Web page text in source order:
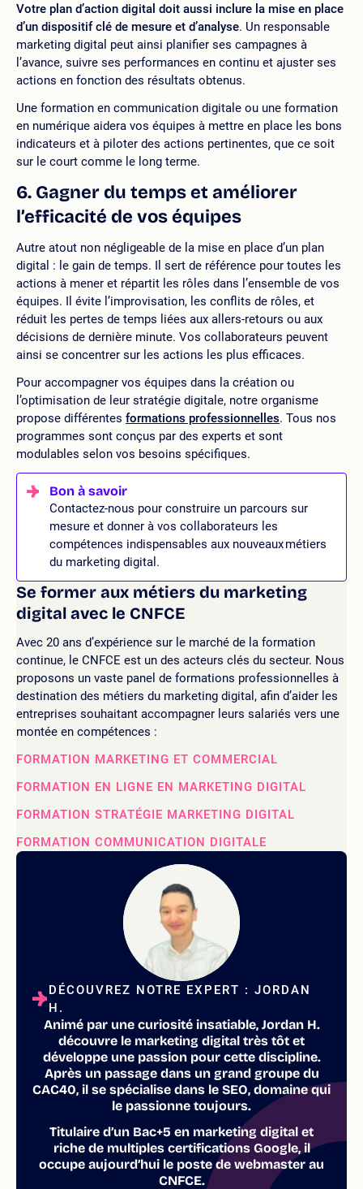
Votre plan d’action digital doit aussi inclure la mise en place
d’un dispositif clé de mesure et d’analyse. Un responsable
marketing digital peut ainsi planifier ses campagnes à
l’avance, suivre ses performances en continu et ajuster ses
actions en fonction des résultats obtenus.
Une formation en communication digitale ou une formation
en numérique aidera vos équipes à mettre en place les bons
indicateurs et à piloter des actions pertinentes, que ce soit
sur le court comme le long terme.
6. Gagner du temps et améliorer
l’efficacité de vos équipes
Autre atout non négligeable de la mise en place d’un plan
digital : le gain de temps. Il sert de référence pour toutes les
actions à mener et répartit les rôles dans l’ensemble de vos
équipes. Il évite l’improvisation, les conflits de rôles, et
réduit les pertes de temps liées aux allers-retours ou aux
décisions de dernière minute. Vos collaborateurs peuvent
ainsi se concentrer sur les actions les plus efficaces.
Pour accompagner vos équipes dans la création ou
l’optimisation de leur stratégie digitale, notre organisme
propose différentes formations professionnelles. Tous nos
programmes sont conçus par des experts et sont
modulables selon vos besoins spécifiques.
Contactez-nous pour construire un parcours sur
mesure et donner à vos collaborateurs les
compétences indispensables aux nouveaux métiers
du marketing digital.
Se former aux métiers du marketing
digital avec le CNFCE
Avec 20 ans d’expérience sur le marché de la formation
continue, le CNFCE est un des acteurs clés du secteur. Nous
proposons un vaste panel de formations professionnelles à
destination des métiers du marketing digital, afin d’aider les
entreprises souhaitant accompagner leurs salariés vers une
montée en compétences :
FORMATION MARKETING ET COMMERCIAL
FORMATION EN LIGNE EN MARKETING DIGITAL
FORMATION STRATÉGIE MARKETING DIGITAL
FORMATION COMMUNICATION DIGITALE
DÉCOUVREZ NOTRE EXPERT : JORDAN
H.
Animé par une curiosité insatiable, Jordan H.
découvre le marketing digital très tôt et
développe une passion pour cette discipline.
Après un passage dans un grand groupe du
CAC40, il se spécialise dans le SEO, domaine qui
le passionne toujours.
Titulaire d’un Bac+5 en marketing digital et
riche de multiples certifications Google, il
occupe aujourd’hui le poste de webmaster au
CNFCE.